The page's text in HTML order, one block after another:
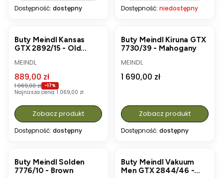
Dostępność: dostępny Dostępność: niedostępny
Buty Meindl Kansas
GTX 2892/15 - Old
PRODUCENT
MEINDL
Cena promocyjna
889,00 zł
1 069,00 zł -17%
Najniższa cena: 1 069,00 zł
Zobacz produkt
Dostępność: dostępny
Buty Meindl Kiruna GTX
7730/39 - Mahogany
PRODUCENT
MEINDL
Cena
1 690,00 zł
Zobacz produkt
Dostępność: dostępny
Buty Meindl Solden
7776/10 - Brown
Buty Meindl Vakuum
Men GTX 2844/46 -